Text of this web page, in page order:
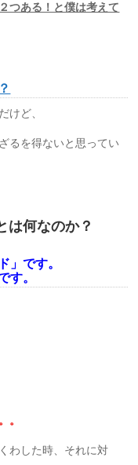
つある！と僕は考えて
けど、
るを得ないと思ってい
は何なのか？
」です。
す。
。
わした時、それに対